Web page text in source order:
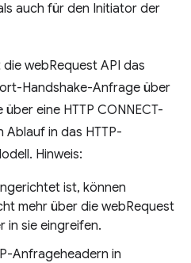
auch für den Initiator der
webRequest API das
Handshake-Anfrage über
eine HTTP CONNECT-
in das HTTP-
Hinweis:
ist, können
mehr über die webRequest
in sie eingreifen.
Anfrageheadern in